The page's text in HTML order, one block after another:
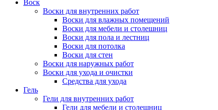
Воск
Воски для внутренних работ
Воски для влажных помещений
Воски для мебели и столешниц
Воски для пола и лестниц
Воски для потолка
Воски для стен
Воски для наружных работ
Воски для ухода и очистки
Средства для ухода
Гель
Гели для внутренних работ
Гели для мебели и столешниц